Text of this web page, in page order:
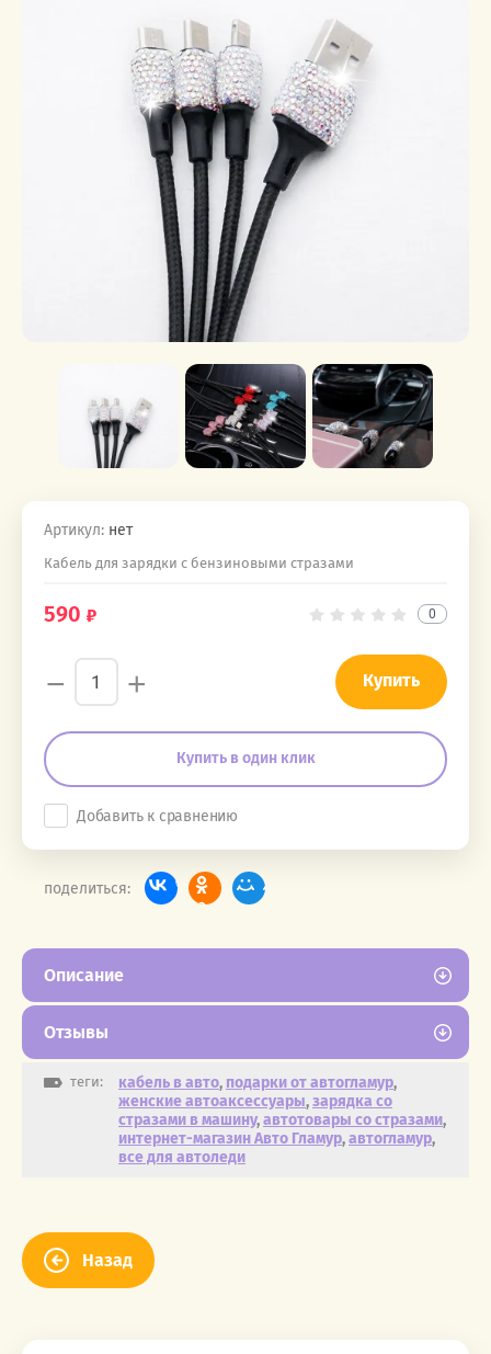
Артикул: нет
Кабель для зарядки с бензиновыми стразами
590 0
− + Купить
Купить в один клик
Добавить к сравнению
поделиться:
Описание
Отзывы
теги: кабель в авто, подарки от автогламур,
женские автоаксессуары,зарядка со
стразами в машину,автотовары со стразами,
интернет-магазин Авто Гламур,автогламур,
все для автоледи
Назад